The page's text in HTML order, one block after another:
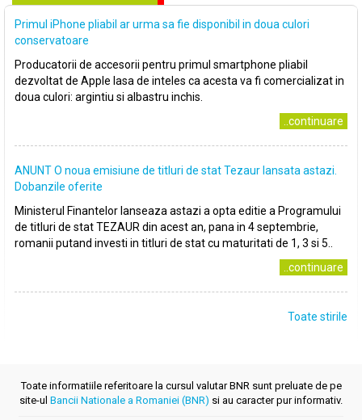
Primul iPhone pliabil ar urma sa fie disponibil in doua culori
conservatoare
Producatorii de accesorii pentru primul smartphone pliabil
dezvoltat de Apple lasa de inteles ca acesta va fi comercializat in
doua culori: argintiu si albastru inchis.
..continuare
ANUNT O noua emisiune de titluri de stat Tezaur lansata astazi.
Dobanzile oferite
Ministerul Finantelor lanseaza astazi a opta editie a Programului
de titluri de stat TEZAUR din acest an, pana in 4 septembrie,
romanii putand investi in titluri de stat cu maturitati de 1, 3 si 5..
..continuare
Toate stirile
Toate informatiile referitoare la cursul valutar BNR sunt preluate de pe
site-ul Bancii Nationale a Romaniei (BNR) si au caracter pur informativ.